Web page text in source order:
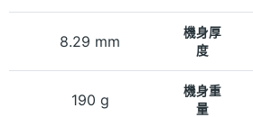
8.29 mm
機身厚
度
190 g
機身重
量